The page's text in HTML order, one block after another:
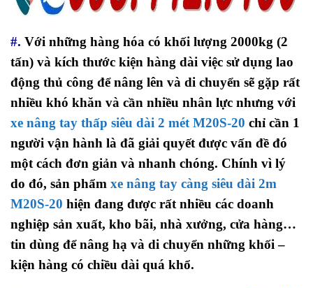
#. Với những hàng hóa có khối lượng 2000kg (2
tấn) và kích thước kiện hàng dài việc sử dụng lao
động thủ công để nâng lên và di chuyển sẽ gặp rất
nhiều khó khăn và cần nhiều nhân lực nhưng với
xe nâng tay thấp siêu dài 2 mét M20S-20 chỉ cần 1
người vận hành là đã giải quyết được vấn đề đó
một cách đơn giản và nhanh chóng. Chính vì lý
do đó, sản phẩm xe nâng tay càng siêu dài 2m
M20S-20 hiện đang được rất nhiều các doanh
nghiệp sản xuất, kho bãi, nhà xưởng, cửa hàng…
tin dùng để nâng hạ và di chuyển những khối –
kiện hàng có chiều dài quá khổ.